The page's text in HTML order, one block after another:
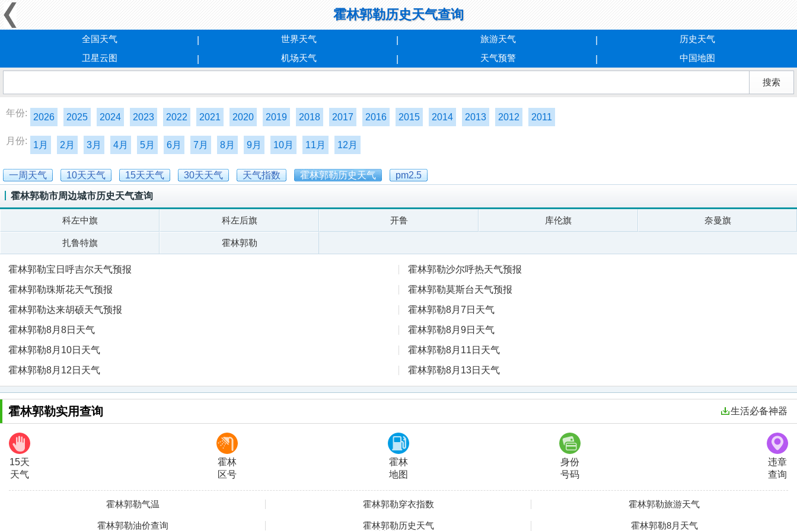
霍林郭勒历史天气查询
全国天气 世界天气 旅游天气
历史天气
卫星云图
机场天气 天气预警 中国地图
年份: 2026 2025 2024 2023 2022 2021 2020 2019 2018 2017 2016 2015 2014 2013 2012 2011
月份: 1月 2月 3月 4月 5月 6月 7月 8月 9月 10月 11月 12月
一周天气 10天天气 15天天气 30天天气 天气指数 霍林郭勒历史天气 pm2.5
霍林郭勒市周边城市历史天气查询
科左中旗 科左后旗 开鲁 库伦旗 奈曼旗
扎鲁特旗 霍林郭勒
霍林郭勒宝日呼吉尔天气预报
霍林郭勒沙尔呼热天气预报
霍林郭勒珠斯花天气预报
霍林郭勒莫斯台天气预报
霍林郭勒达来胡硕天气预报
霍林郭勒8月7日天气
霍林郭勒8月8日天气
霍林郭勒8月9日天气
霍林郭勒8月10日天气
霍林郭勒8月11日天气
霍林郭勒8月12日天气
霍林郭勒8月13日天气
霍林郭勒实用查询 生活必备神器
15天
天气
霍林
区号
霍林
地图
身份
号码
违章
查询
霍林郭勒气温 霍林郭勒穿衣指数 霍林郭勒旅游天气
霍林郭勒油价查询 霍林郭勒历史天气
霍林郭勒8月天气